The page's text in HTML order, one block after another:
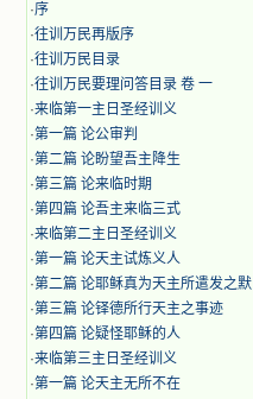
·序
·往训万民再版序
·往训万民目录
·往训万民要理问答目录 卷 一
·来临第一主日圣经训义
·第一篇 论公审判
·第二篇 论盼望吾主降生
·第三篇 论来临时期
·第四篇 论吾主来临三式
·来临第二主日圣经训义
·第一篇 论天主试炼义人
·第二篇 论耶稣真为天主所遣发之默
·第三篇 论铎德所行天主之事迹
·第四篇 论疑怪耶稣的人
·来临第三主日圣经训义
·第一篇 论天主无所不在